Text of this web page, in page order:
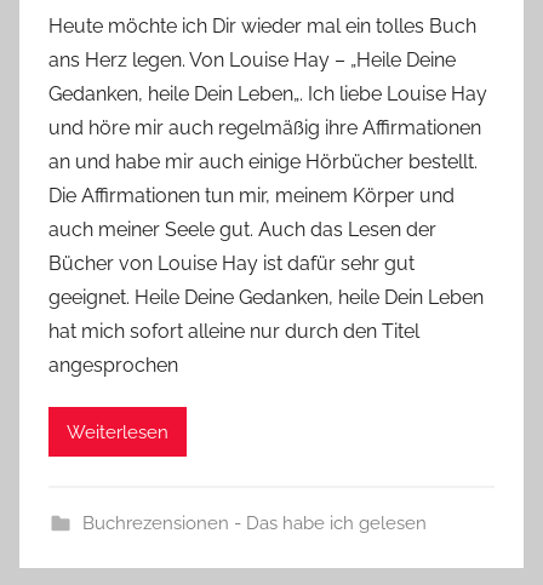
n
Y
v
o
n
n
e
Heute möchte ich Dir wieder mal ein tolles Buch
ans Herz legen. Von Louise Hay – „Heile Deine
Gedanken, heile Dein Leben„. Ich liebe Louise Hay
und höre mir auch regelmäßig ihre Affirmationen
an und habe mir auch einige Hörbücher bestellt.
Die Affirmationen tun mir, meinem Körper und
auch meiner Seele gut. Auch das Lesen der
Bücher von Louise Hay ist dafür sehr gut
geeignet. Heile Deine Gedanken, heile Dein Leben
hat mich sofort alleine nur durch den Titel
angesprochen
Weiterlesen
Buchrezensionen - Das habe ich gelesen